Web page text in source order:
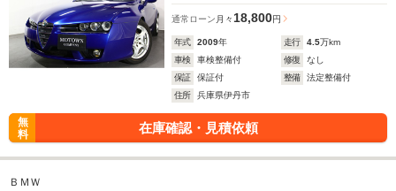
通常ローン 月々 18,800円
年式 2009年 走行 4.5万km
車検
車検整備付 修復
なし
保証
保証付 整備
法定整備付
住所
兵庫県伊丹市
無
料
在庫確認・見積依頼
ＢＭＷ